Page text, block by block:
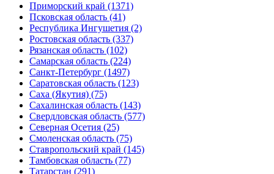
Приморский край (1371)
Псковская область (41)
Республика Ингушетия (2)
Ростовская область (337)
Рязанская область (102)
Самарская область (224)
Санкт-Петербург (1497)
Саратовская область (123)
Саха (Якутия) (75)
Сахалинская область (143)
Свердловская область (577)
Северная Осетия (25)
Смоленская область (75)
Ставропольский край (145)
Тамбовская область (77)
Татарстан (291)